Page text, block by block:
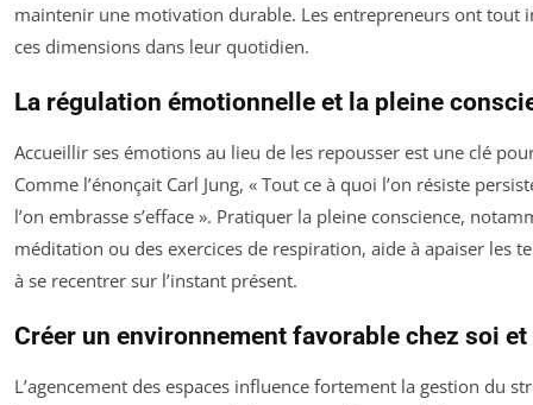
maintenir une motivation durable. Les entrepreneurs ont tout
ces dimensions dans leur quotidien.
La régulation émotionnelle et la pleine
Accueillir ses émotions au lieu de les repousser est une clé
Comme l’énonçait Carl Jung, « Tout ce à quoi l’on résiste
l’on embrasse s’efface ». Pratiquer la pleine conscience,
méditation ou des exercices de respiration, aide à apaiser les
à se recentrer sur l’instant présent.
Créer un environnement favorable chez soi
L’agencement des espaces influence fortement la gestion du